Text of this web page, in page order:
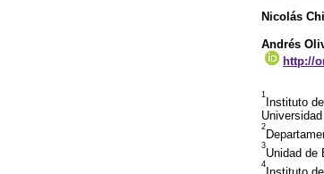
Nicolás
Andrés
http://
1
Instituto
2
3
Unidad de
4